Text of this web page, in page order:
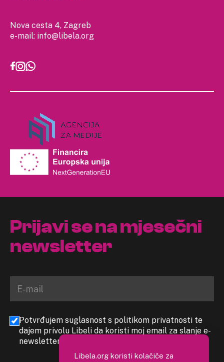
Nova cesta 4, Zagreb
e-mail: info@libela.org
Prijavi se na mjesečni
newsletter
Potvrđujem suglasnost s politikom privatnosti te
dajem privolu Libeli da koristi moj email za slanje e-
newslettera
Libela.org koristi kolačiće za